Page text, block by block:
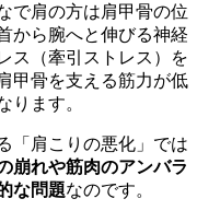
で肩の方は肩甲骨の位
から腕へと伸びる神経
ス（牽引ストレス）を
甲骨を支える筋力が低
ります。
「肩こりの悪化」では
崩れや筋肉のアンバラ
な問題なのです。